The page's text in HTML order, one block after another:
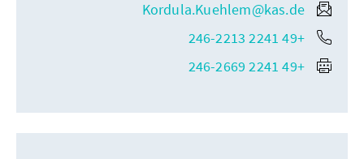
Kordula.Kuehlem@kas.de
+49 2241 246-2213
+49 2241 246-2669